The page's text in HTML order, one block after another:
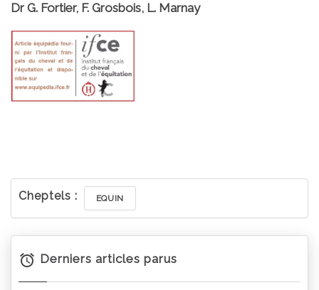
Dr G. Fortier, F. Grosbois, L. Marnay
Cheptels : EQUIN
Derniers articles parus